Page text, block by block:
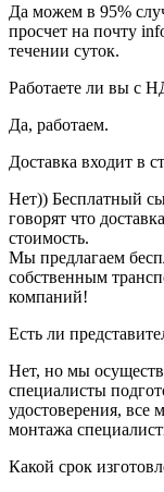
Да можем в 95%
просчет на почту
течении суток.
Работаете ли вы с
Да, работаем.
Доставка входит в
Нет)) Бесплатный
говорят что
стоимость.
Мы предлагаем
собственным
компаний!
Есть ли
Нет, но мы
специалисты
удостоверения, все
монтажа
Какой срок